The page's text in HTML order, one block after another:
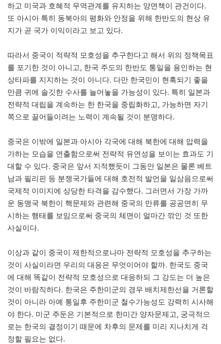
하고 미국과 호혜적 무역관계를 유지하는 양면책이 관건이다.
또 아시아 특히 동북아의 평화와 안정을 위해 한반도의 현상 유
지가 곧 국가 이익이라고 보고 있다.
따라서 중국이 적략적 모호성을 추구한다고 해서 위의 정책목표
를 포기한 것이 아니고, 한국 주도의 한반도 통일을 용인하는 현
상타파를 지지하는 것이 아니다. 다만 한국민이 현혹되기 좋을
만큼 귀에 솔깃한 수사를 늘어놓을 가능성이 있다. 특히 일본과
전략적 대립을 계속하는 한 한국을 중립화하고, 가능하면 자기
쪽으로 끌어들이려는 노력이 계속될 것이 분명하다.
중국은 이밖에 일본과 아시아 각국에 대해 북한에 대해 압력을
가하는 모습을 연출함으로써 전략적 유연성을 보이는 효과도 기
대할 수 있다. 중국은 앞서 지적했듯이 그동안 일본은 물론 베트
남과 필리핀 등 분쟁국가들에 대해 호전적 발언을 일삼음으로써
국제적 이미지에 상당한 타격을 감수했다. 그러면서 가장 가까
운 동맹국 북한이 핵문제와 관련해 중국의 만류를 공공연히 무
시하는 행태를 보임으로써 중국의 체면이 얼마간 깎인 것 또한
사실이다.
이상과 같이 중국이 제한적으로나마 전략적 모호성을 추구하는
것이 사실이라면 우리의 대응은 무엇이어야 할까. 한국도 중국
에 대해 똑같이 전략적 모호성으로 대응하되 그 강도는 더 높은
것이 바람직하다. 한국은 주한미군의 경우 배치제한선을 거론할
것이 아니라 아예 통일후 주한미군 철수가능성도 강력히 시사해
야 한다. 미군 주둔은 기본적으로 한미간 양자문제고, 궁극적으
로는 한국의 결정이기 때문에 차후의 문제를 미리 지나치게 걱
정할 필요는 없다.